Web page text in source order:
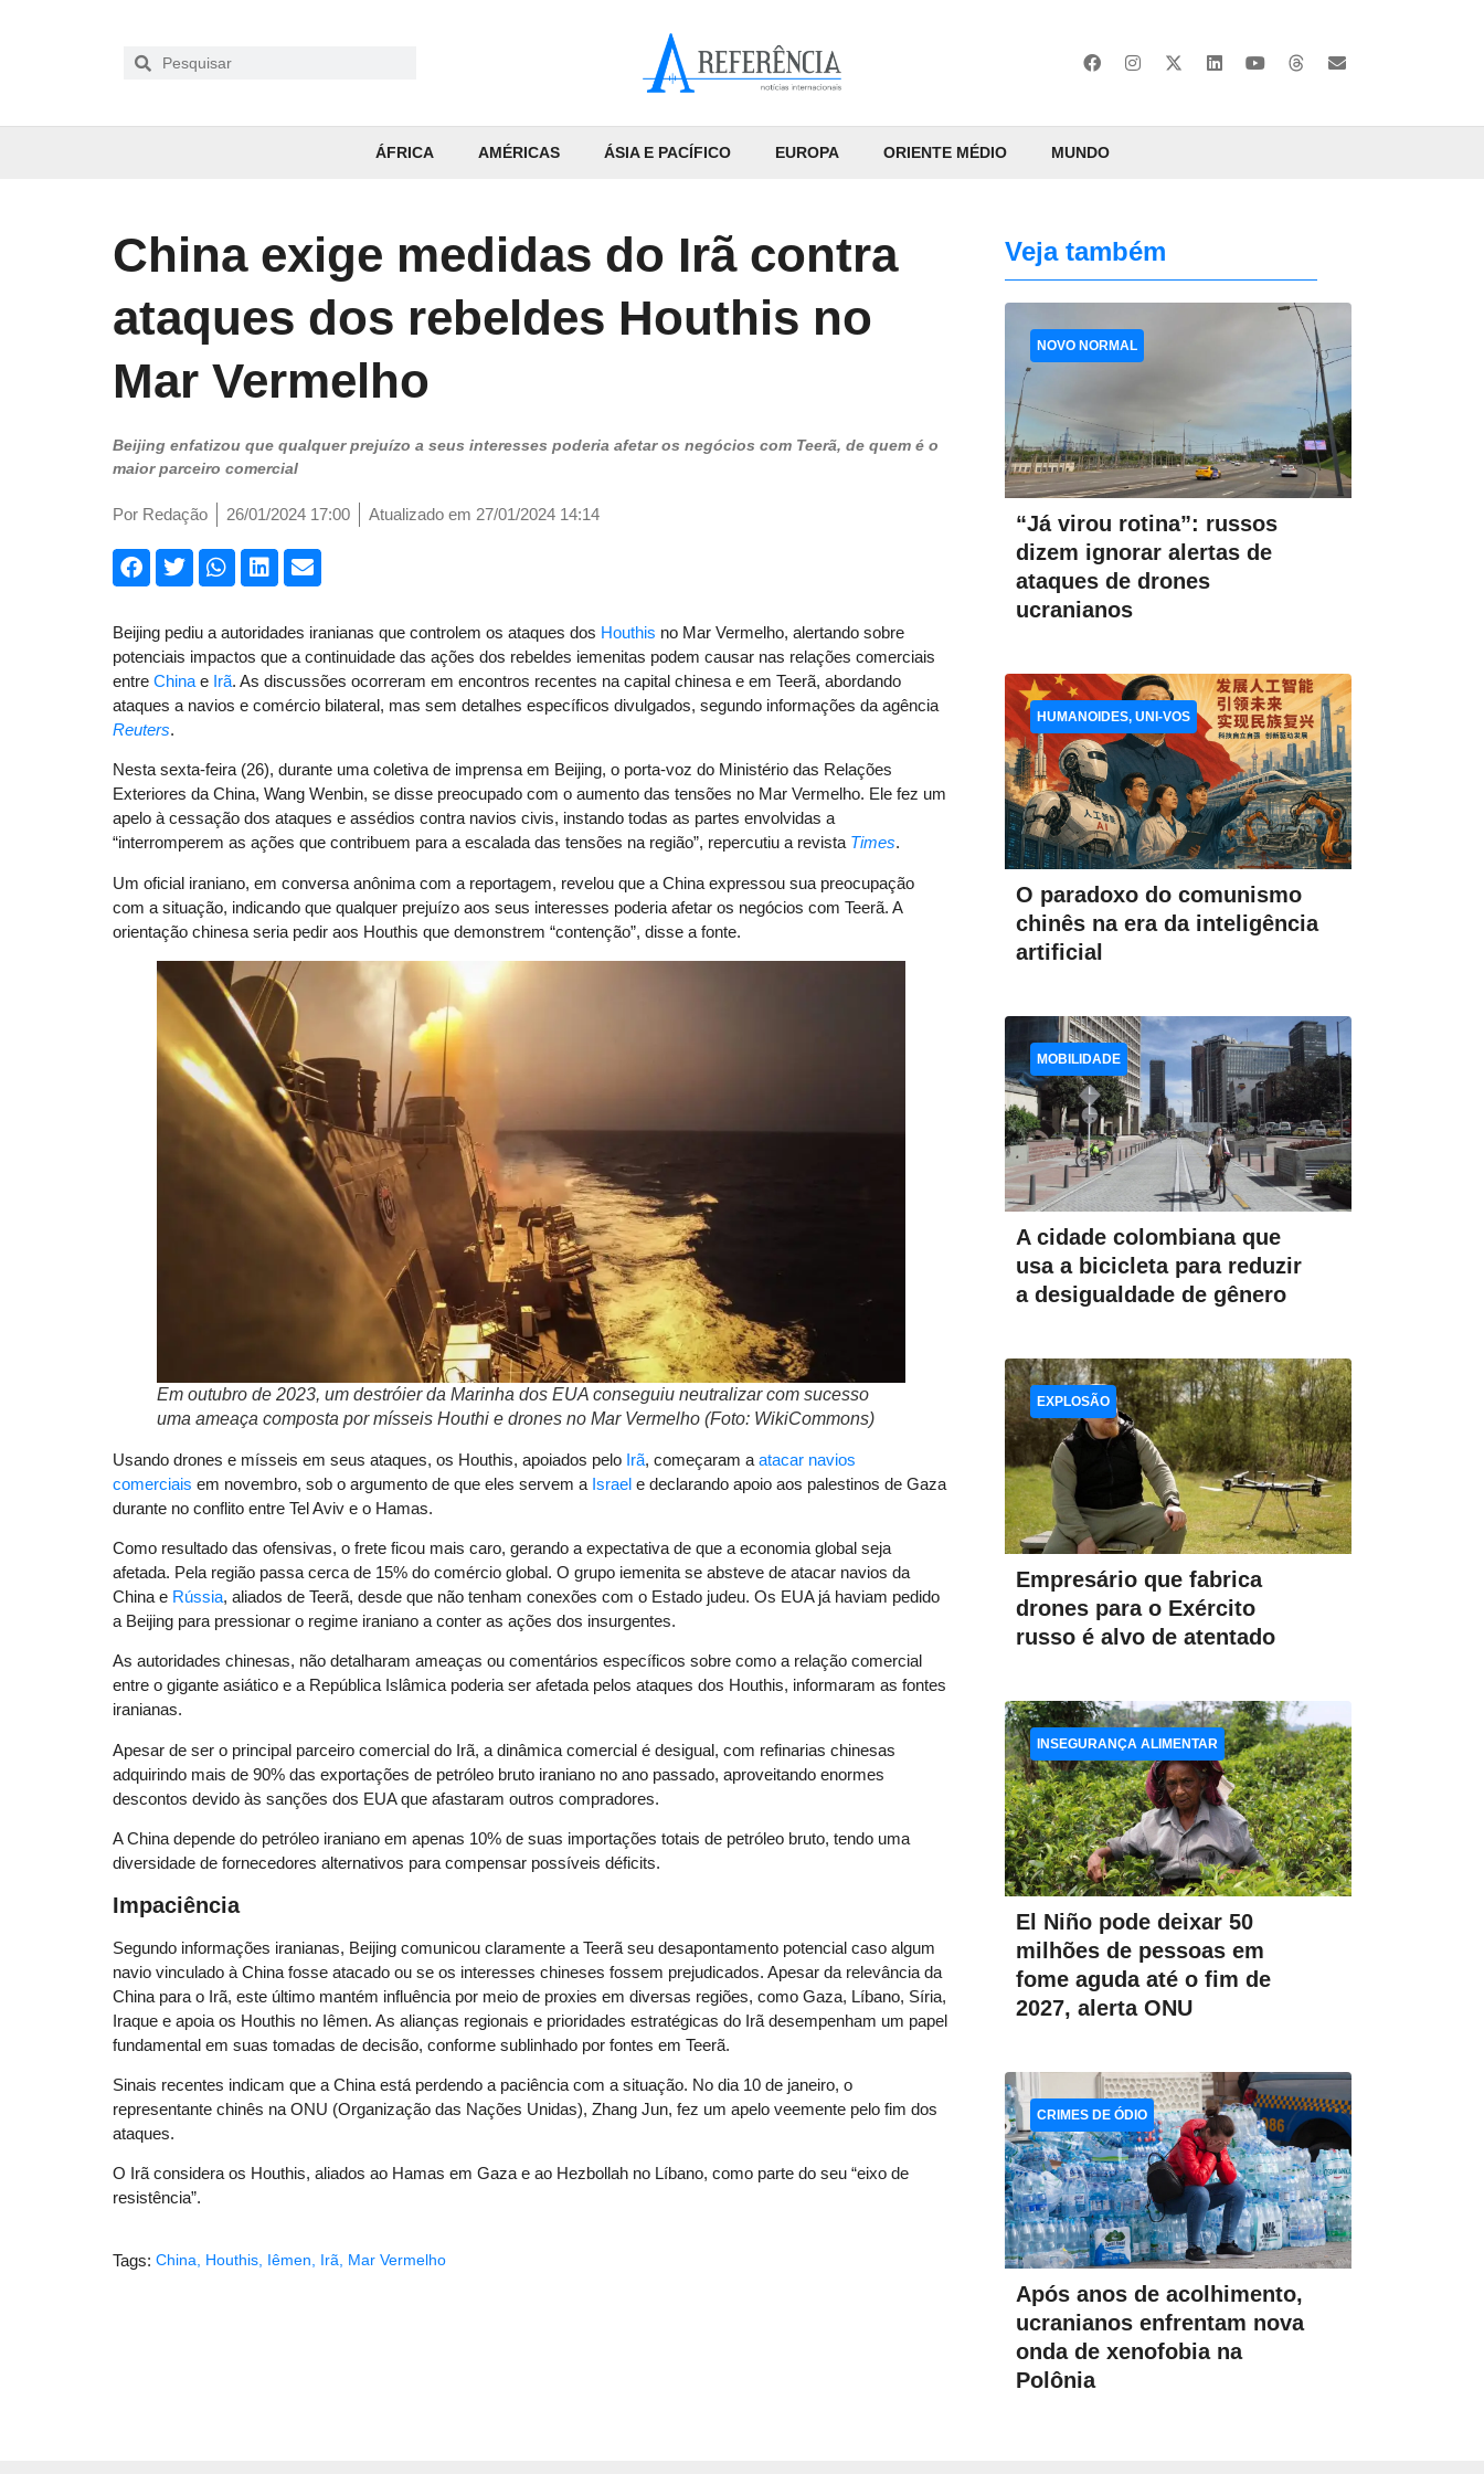
ÁFRICA AMÉRICAS ÁSIA E PACÍFICO EUROPA ORIENTE MÉDIO MUNDO
China exige medidas do Irã contra
ataques dos rebeldes Houthis no
Mar Vermelho
Beijing enfatizou que qualquer prejuízo a seus interesses poderia afetar os negócios com Teerã, de quem é o
maior parceiro comercial
Por Redação 26/01/2024 17:00 Atualizado em 27/01/2024 14:14
Beijing pediu a autoridades iranianas que controlem os ataques dos Houthis no Mar Vermelho, alertando sobre
potenciais impactos que a continuidade das ações dos rebeldes iemenitas podem causar nas relações comerciais
entre China e Irã. As discussões ocorreram em encontros recentes na capital chinesa e em Teerã, abordando
ataques a navios e comércio bilateral, mas sem detalhes específicos divulgados, segundo informações da agência
Reuters.
Nesta sexta-feira (26), durante uma coletiva de imprensa em Beijing, o porta-voz do Ministério das Relações
Exteriores da China, Wang Wenbin, se disse preocupado com o aumento das tensões no Mar Vermelho. Ele fez um
apelo à cessação dos ataques e assédios contra navios civis, instando todas as partes envolvidas a
“interromperem as ações que contribuem para a escalada das tensões na região”, repercutiu a revista Times.
Um oficial iraniano, em conversa anônima com a reportagem, revelou que a China expressou sua preocupação
com a situação, indicando que qualquer prejuízo aos seus interesses poderia afetar os negócios com Teerã. A
orientação chinesa seria pedir aos Houthis que demonstrem “contenção”, disse a fonte.
Em outubro de 2023, um destróier da Marinha dos EUA conseguiu neutralizar com sucesso
uma ameaça composta por mísseis Houthi e drones no Mar Vermelho (Foto: WikiCommons)
Usando drones e mísseis em seus ataques, os Houthis, apoiados pelo Irã, começaram a atacar navios
comerciais em novembro, sob o argumento de que eles servem a Israel e declarando apoio aos palestinos de Gaza
durante no conflito entre Tel Aviv e o Hamas.
Como resultado das ofensivas, o frete ficou mais caro, gerando a expectativa de que a economia global seja
afetada. Pela região passa cerca de 15% do comércio global. O grupo iemenita se absteve de atacar navios da
China e Rússia, aliados de Teerã, desde que não tenham conexões com o Estado judeu. Os EUA já haviam pedido
a Beijing para pressionar o regime iraniano a conter as ações dos insurgentes.
As autoridades chinesas, não detalharam ameaças ou comentários específicos sobre como a relação comercial
entre o gigante asiático e a República Islâmica poderia ser afetada pelos ataques dos Houthis, informaram as fontes
iranianas.
Apesar de ser o principal parceiro comercial do Irã, a dinâmica comercial é desigual, com refinarias chinesas
adquirindo mais de 90% das exportações de petróleo bruto iraniano no ano passado, aproveitando enormes
descontos devido às sanções dos EUA que afastaram outros compradores.
A China depende do petróleo iraniano em apenas 10% de suas importações totais de petróleo bruto, tendo uma
diversidade de fornecedores alternativos para compensar possíveis déficits.
Impaciência
Segundo informações iranianas, Beijing comunicou claramente a Teerã seu desapontamento potencial caso algum
navio vinculado à China fosse atacado ou se os interesses chineses fossem prejudicados. Apesar da relevância da
China para o Irã, este último mantém influência por meio de proxies em diversas regiões, como Gaza, Líbano, Síria,
Iraque e apoia os Houthis no Iêmen. As alianças regionais e prioridades estratégicas do Irã desempenham um papel
fundamental em suas tomadas de decisão, conforme sublinhado por fontes em Teerã.
Sinais recentes indicam que a China está perdendo a paciência com a situação. No dia 10 de janeiro, o
representante chinês na ONU (Organização das Nações Unidas), Zhang Jun, fez um apelo veemente pelo fim dos
ataques.
O Irã considera os Houthis, aliados ao Hamas em Gaza e ao Hezbollah no Líbano, como parte do seu “eixo de
resistência”.
Tags: China Houthis Iêmen Irã Mar Vermelho
Veja também
“Já virou rotina”: russos
dizem ignorar alertas de
ataques de drones
ucranianos
NOVO NORMAL
O paradoxo do comunismo
chinês na era da inteligência
artificial
HUMANOIDES, UNI-VOS
A cidade colombiana que
usa a bicicleta para reduzir
a desigualdade de gênero
MOBILIDADE
Empresário que fabrica
drones para o Exército
russo é alvo de atentado
EXPLOSÃO
El Niño pode deixar 50
milhões de pessoas em
fome aguda até o fim de
2027, alerta ONU
INSEGURANÇA ALIMENTAR
Após anos de acolhimento,
ucranianos enfrentam nova
onda de xenofobia na
Polônia
CRIMES DE ÓDIO